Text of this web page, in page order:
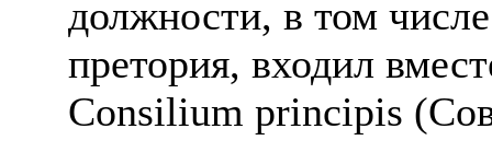
должности, в том
претория, входил
Consilium principis